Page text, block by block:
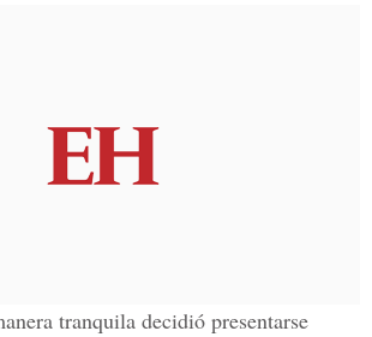
tranquila decidió presentarse